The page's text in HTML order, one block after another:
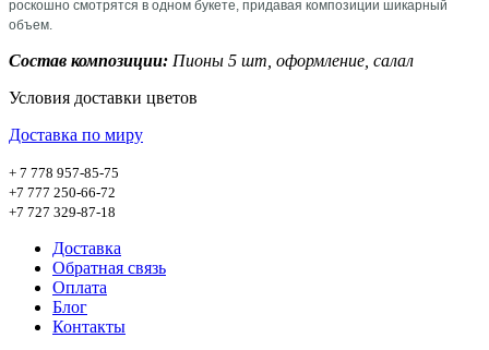
роскошно смотрятся в одном букете, придавая композиции шикарный
объем.
Состав композиции: Пионы 5 шт, оформление, салал
Условия доставки цветов
Доставка по миру
+ 7 778 957-85-75
+7 777 250-66-72
+7 727 329-87-18
Доставка
Обратная связь
Оплата
Блог
Контакты